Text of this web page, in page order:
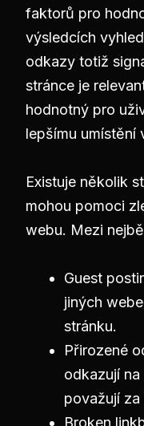
faktorů pro
výsledcích
odkazy totiž
stránce je
hodnotný pro
lepšímu umístění
Existuje několik
mohou pomoci
webu. Mezi
Guest
jiných
stránku.
Přirozené
odkazují
považují za
Broken